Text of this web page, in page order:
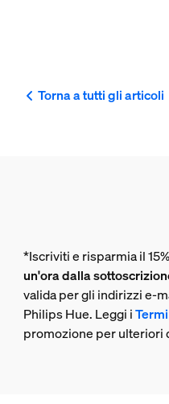
Torna a tutti gli articoli
*Iscriviti e risparmia il
un'ora dalla
valida per gli indirizzi e-
Philips Hue. Leggi i
promozione per ulteriori